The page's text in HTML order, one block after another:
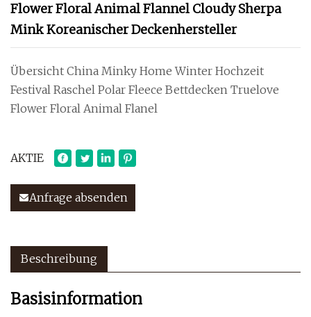
Flower Floral Animal Flannel Cloudy Sherpa
Mink Koreanischer Deckenhersteller
Übersicht China Minky Home Winter Hochzeit
Festival Raschel Polar Fleece Bettdecken Truelove
Flower Floral Animal Flanel
AKTIE
Anfrage absenden
Beschreibung
Basisinformation